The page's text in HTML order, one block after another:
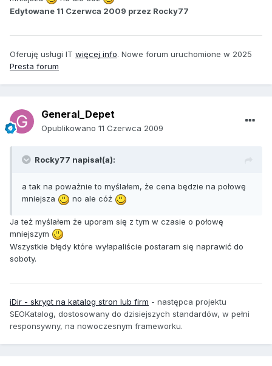
Edytowane 11 Czerwca 2009 przez Rocky77
Oferuję usługi IT więcej info. Nowe forum uruchomione w 2025
Presta forum
General_Depet
Opublikowano 11 Czerwca 2009
Rocky77 napisał(a):
a tak na poważnie to myślałem, że cena będzie na połowę
mniejsza
no ale cóż
Ja też myślałem że uporam się z tym w czasie o połowę
mniejszym
Wszystkie błędy które wyłapaliście postaram się naprawić do
soboty.
iDir - skrypt na katalog stron lub firm - następca projektu
SEOKatalog, dostosowany do dzisiejszych standardów, w pełni
responsywny, na nowoczesnym frameworku.